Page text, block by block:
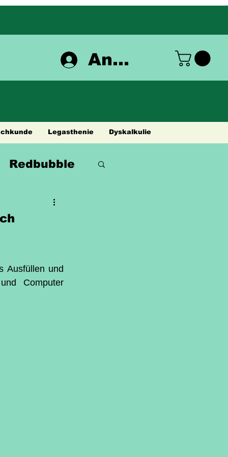
Anmelden
Legasthenie Dyskalkulie
Redbubble
Ausfüllen und
Computer